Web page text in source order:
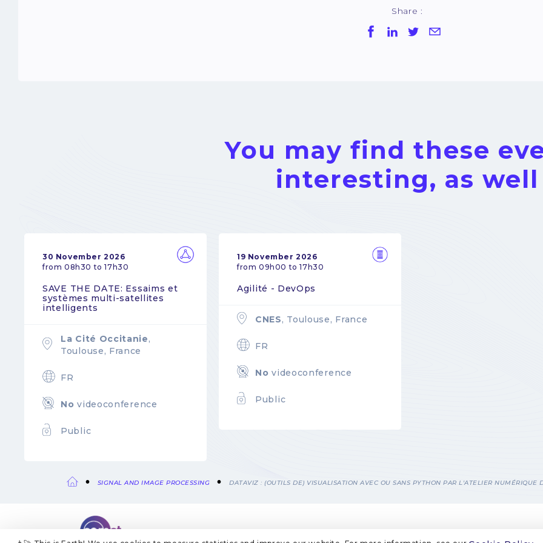
Share :
You may find these
interesting, as well
30 November 2026
from 08h30 to 17h30
SAVE THE DATE: Essaims et
systèmes multi-satellites
intelligents
La Cité Occitanie,
Toulouse, France
FR
No videoconference
Public
19 November 2026
from 09h00 to 17h30
Agilité - DevOps
CNES, Toulouse, France
FR
No videoconference
Public
Breadcrumb
SIGNAL AND IMAGE PROCESSING DATAVIZ : (OUTILS DE) VISUALISATION AVEC OU SANS PYTHON PAR L'ATELIER NUMÉRIQUE